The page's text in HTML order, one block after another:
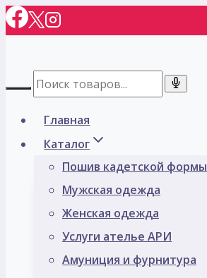
Перейти
к
Главная
Каталог
Пошив кадетской формы
Мужская одежда
Женская одежда
Услуги ателье АРИ
Амуниция и фурнитура